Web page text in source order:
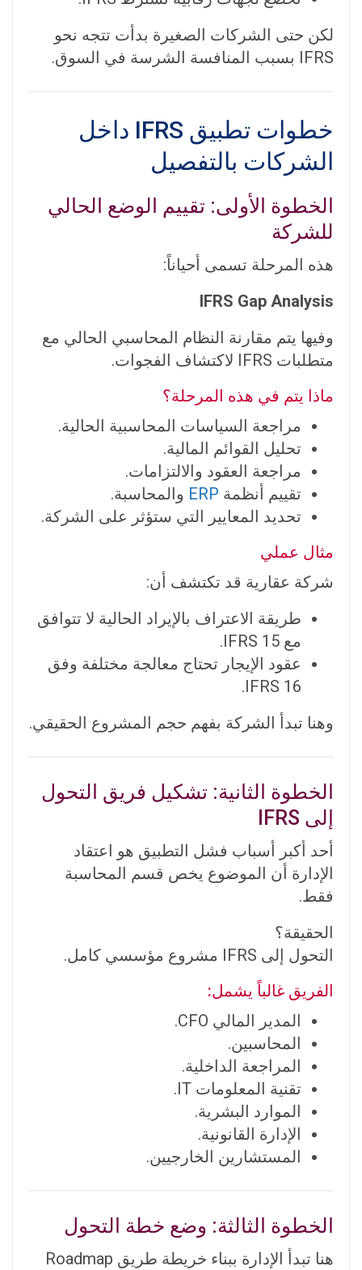
لكن حتى الشركات الصغيرة بدأت تتجه نحو
IFRS بسبب المنافسة الشرسة في السوق.
خطوات تطبيق IFRS داخل
الشركات بالتفصيل
الخطوة الأولى: تقييم الوضع الحالي
للشركة
هذه المرحلة تسمى أحياناً:
IFRS Gap Analysis
وفيها يتم مقارنة النظام المحاسبي الحالي مع
متطلبات IFRS لاكتشاف الفجوات.
ماذا يتم في هذه المرحلة؟
مراجعة السياسات المحاسبية الحالية.
تحليل القوائم المالية.
مراجعة العقود والالتزامات.
تقييم أنظمة ERP والمحاسبة.
تحديد المعايير التي ستؤثر على الشركة.
مثال عملي
شركة عقارية قد تكتشف أن:
طريقة الاعتراف بالإيراد الحالية لا تتوافق
مع IFRS 15.
عقود الإيجار تحتاج معالجة مختلفة وفق
IFRS 16.
وهنا تبدأ الشركة بفهم حجم المشروع الحقيقي.
الخطوة الثانية: تشكيل فريق التحول
إلى IFRS
أحد أكبر أسباب فشل التطبيق هو اعتقاد
الإدارة أن الموضوع يخص قسم المحاسبة
فقط.
الحقيقة؟
التحول إلى IFRS مشروع مؤسسي كامل.
الفريق غالباً يشمل:
المدير المالي CFO.
المحاسبين.
المراجعة الداخلية.
تقنية المعلومات IT.
الموارد البشرية.
الإدارة القانونية.
المستشارين الخارجيين.
الخطوة الثالثة: وضع خطة التحول
هنا تبدأ الإدارة ببناء خريطة طريق Roadmap